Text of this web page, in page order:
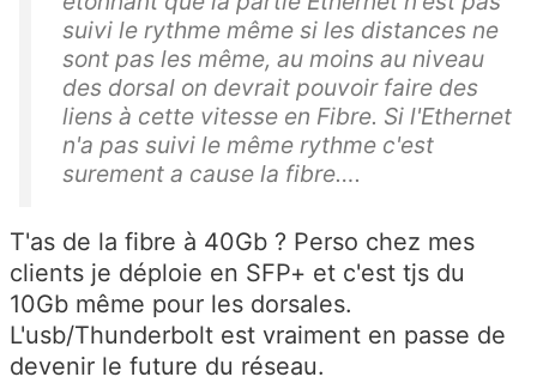
suivi le rythme même si les distances ne
sont pas les même, au moins au niveau
des dorsal on devrait pouvoir faire des
liens à cette vitesse en Fibre. Si l'Ethernet
n'a pas suivi le même rythme c'est
surement a cause la fibre….
T'as de la fibre à 40Gb ? Perso chez mes
clients je déploie en SFP+ et c'est tjs du
10Gb même pour les dorsales.
L'usb/Thunderbolt est vraiment en passe de
devenir le future du réseau.